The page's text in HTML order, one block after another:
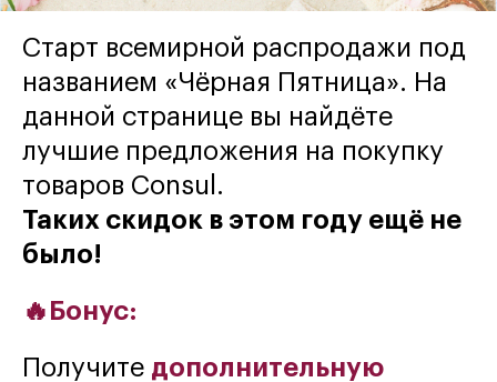
Старт всемирной распродажи под
названием «Чёрная Пятница». На
данной странице вы найдёте
лучшие предложения на покупку
товаров Consul.
Таких скидок в этом году ещё не
было!
🔥Бонус:
Получите дополнительную